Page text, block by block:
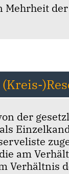
der
am
Verhältnis